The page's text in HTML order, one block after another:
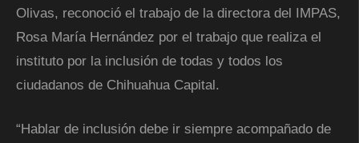
Olivas, reconoció el trabajo de la directora del IMPAS,
Rosa María Hernández por el trabajo que realiza el
instituto por la inclusión de todas y todos los
ciudadanos de Chihuahua Capital.
“Hablar de inclusión debe ir siempre acompañado de